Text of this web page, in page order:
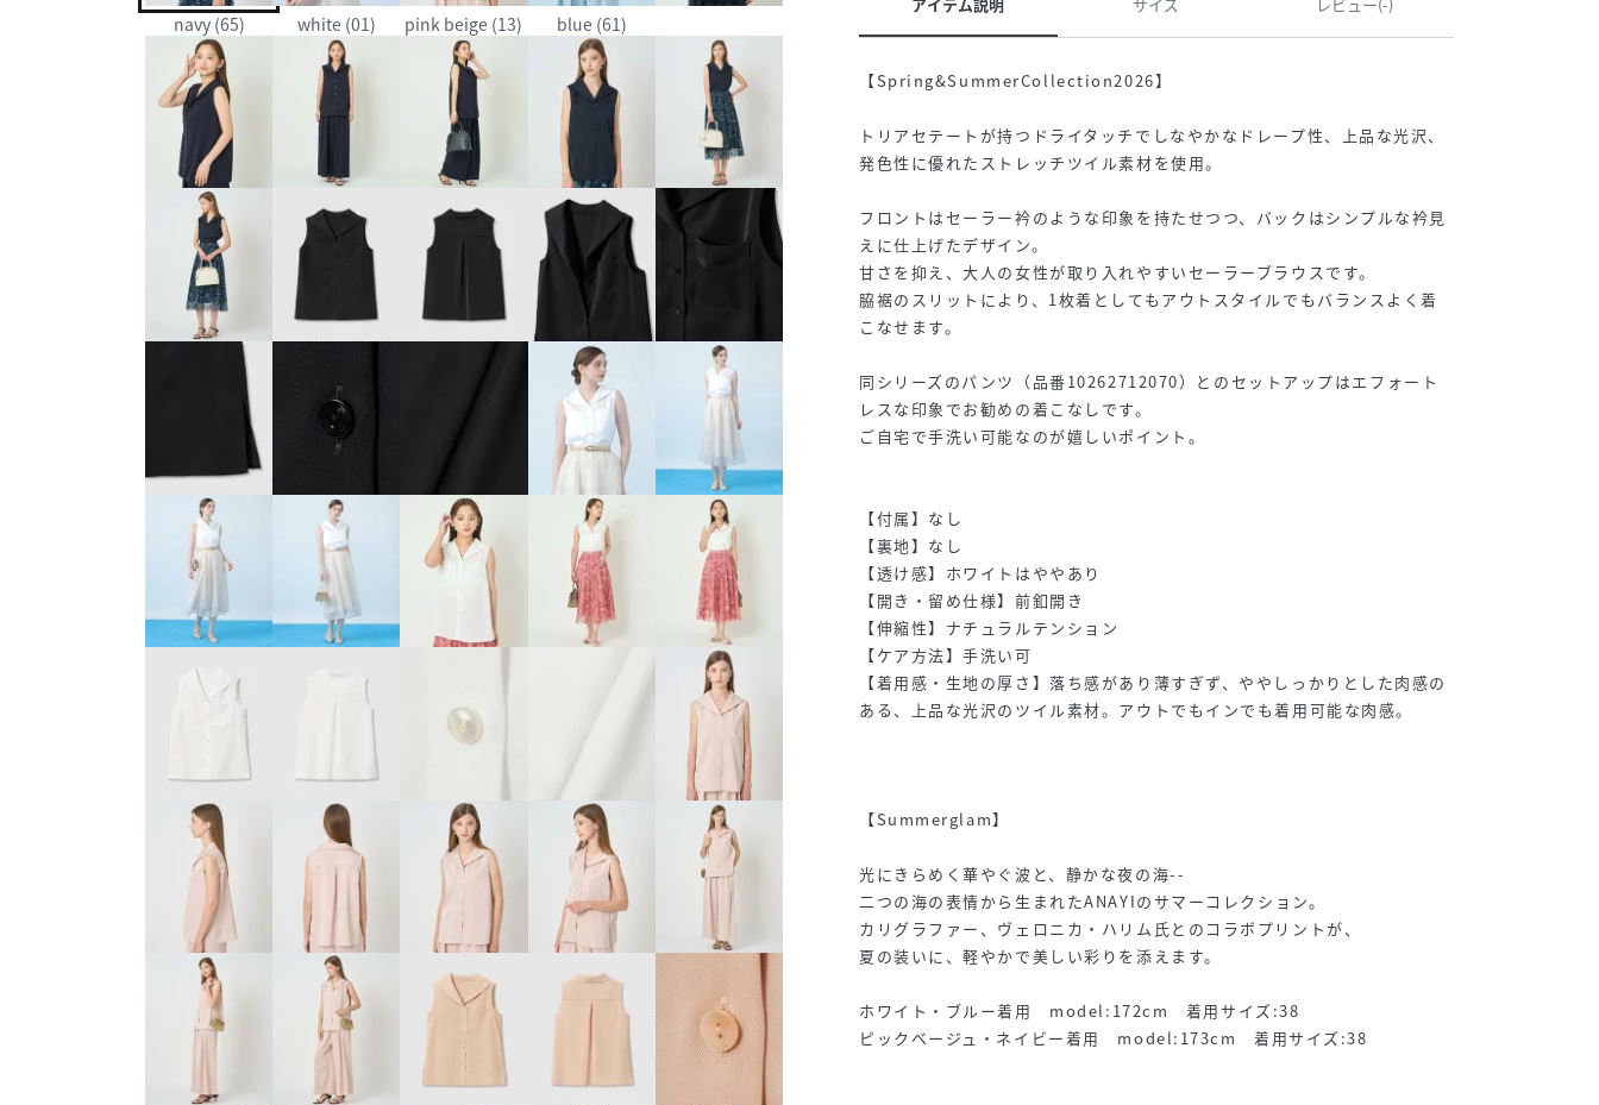
navy (65) white (01) pink beige (13) blue (61)
【Spring&SummerCollection2026】
トリアセテートが持つドライタッチでしなやかなドレープ性、上品な光沢、
発色性に優れたストレッチツイル素材を使用。
フロントはセーラー衿のような印象を持たせつつ、バックはシンプルな衿見
えに仕上げたデザイン。
甘さを抑え、大人の女性が取り入れやすいセーラーブラウスです。
脇裾のスリットにより、1枚着としてもアウトスタイルでもバランスよく着
こなせます。
同シリーズのパンツ（品番10262712070）とのセットアップはエフォート
レスな印象でお勧めの着こなしです。
ご自宅で手洗い可能なのが嬉しいポイント。
【付属】なし
【裏地】なし
【透け感】ホワイトはややあり
【開き・留め仕様】前釦開き
【伸縮性】ナチュラルテンション
【ケア方法】手洗い可
【着用感・生地の厚さ】落ち感があり薄すぎず、ややしっかりとした肉感の
ある、上品な光沢のツイル素材。アウトでもインでも着用可能な肉感。
【Summerglam】
光にきらめく華やぐ波と、静かな夜の海--
二つの海の表情から生まれたANAYIのサマーコレクション。
カリグラファー、ヴェロニカ・ハリム氏とのコラボプリントが、
夏の装いに、軽やかで美しい彩りを添えます。
ホワイト・ブルー着用 model:172cm 着用サイズ:38
ピックベージュ・ネイビー着用 model:173cm 着用サイズ:38